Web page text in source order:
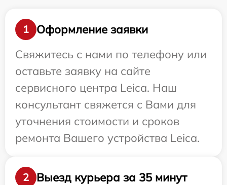
1
Оформление заявки
Свяжитесь с нами по телефону или
оставьте заявку на сайте
сервисного центра Leica. Наш
консультант свяжется с Вами для
уточнения стоимости и сроков
ремонта Вашего устройства Leica.
2
Выезд курьера за 35 минут